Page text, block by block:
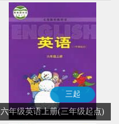
三起
六年级英语上册(三年级起点)